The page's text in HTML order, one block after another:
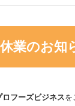
休業のお知
ロフーズビジネスを